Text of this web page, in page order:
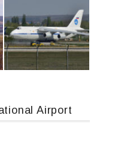
MC-130, 15731
Airport